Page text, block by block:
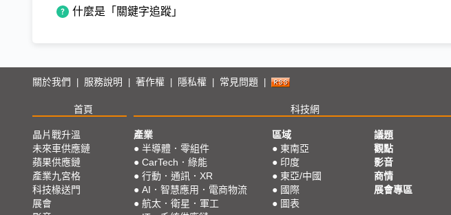
什麼是「關鍵字追蹤」
關於我們 服務說明 著作權 隱私權 常見問題
首頁 科技網
晶片戰升溫
未來車供應鏈
蘋果供應鏈
產業九宮格
科技椽送門
展會
產業
● 半導體．零組件
● CarTech．綠能
● 行動．通訊．XR
● AI．智慧應用．電商物流
● 航太．衛星．軍工
區域
● 東南亞
● 印度
● 東亞/中國
● 國際
● 圖表
議題
觀點
影音
商情
展會專區